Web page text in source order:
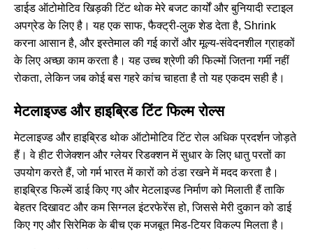
डाईड ऑटोमोटिव खिड़की टिंट थोक मेरे बजट कार्यों और बुनियादी स्टाइल
अपग्रेड के लिए है। यह एक साफ, फैक्ट्री-लुक शेड देता है, Shrink
करना आसान है, और इस्तेमाल की गई कारों और मूल्य-संवेदनशील ग्राहकों
के लिए अच्छा काम करता है। यह उच्च श्रेणी की फिल्मों जितना गर्मी नहीं
रोकता, लेकिन जब कोई बस गहरे कांच चाहता है तो यह एकदम सही है।
मेटलाइज्ड और हाइब्रिड टिंट फिल्म रोल्स
मेटलाइज्ड और हाइब्रिड थोक ऑटोमोटिव टिंट रोल अधिक प्रदर्शन जोड़ते
हैं। वे हीट रीजेक्शन और ग्लेयर रिडक्शन में सुधार के लिए धातु परतों का
उपयोग करते हैं, जो गर्म भारत में कारों को ठंडा रखने में मदद करता है।
हाइब्रिड फिल्में डाई किए गए और मेटलाइज्ड निर्माण को मिलाती हैं ताकि
बेहतर दिखावट और कम सिग्नल इंटरफेरेंस हो, जिससे मेरी दुकान को डाई
किए गए और सिरेमिक के बीच एक मजबूत मिड-टियर विकल्प मिलता है।